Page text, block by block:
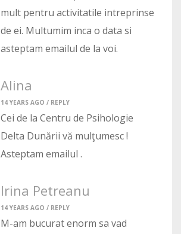
mult pentru activitatile intreprinse
de ei. Multumim inca o data si
asteptam emailul de la voi.
Alina
14 YEARS AGO / REPLY
Cei de la Centru de Psihologie
Delta Dunării vă mulţumesc !
Asteptam emailul .
Irina Petreanu
14 YEARS AGO / REPLY
M-am bucurat enorm sa vad